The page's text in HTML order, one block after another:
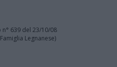
639 del 23/10/08
Legnanese)